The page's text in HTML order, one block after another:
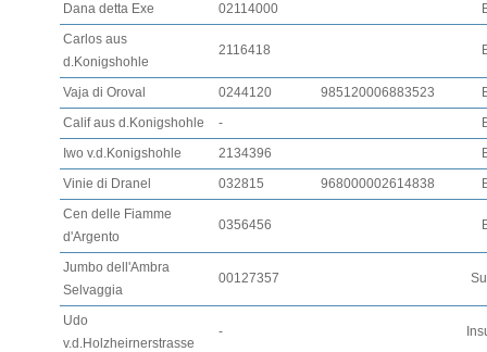
Dana detta Exe
02114000
Carlos aus
d.Konigshohle
2116418
Vaja di Oroval 0244120 985120006883523
Calif aus d.Konigshohle
-
Iwo v.d.Konigshohle
2134396
Vinie di Dranel
032815 968000002614838
Cen delle Fiamme
d'Argento
0356456
Jumbo dell'Ambra
Selvaggia
00127357
Udo
v.d.Holzheirnerstrasse
-